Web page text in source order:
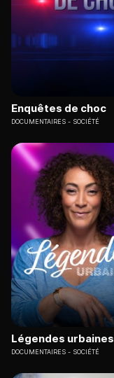
Enquêtes de choc
DOCUMENTAIRES SOCIÉTÉ
Légendes urbaines
DOCUMENTAIRES SOCIÉTÉ